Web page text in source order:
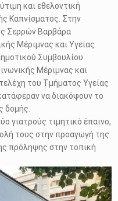
και εθελοντική
Καπνίσματος. Στην
Σερρών Βαρβάρα
Μέριμνας και Υγείας
Συμβουλίου
Μέριμνας και
του Τμήματος Υγείας
να διακόψουν το
δομής.
γιατρούς τιμητικό έπαινο,
τους στην προαγωγή της
πρόληψης στην τοπική